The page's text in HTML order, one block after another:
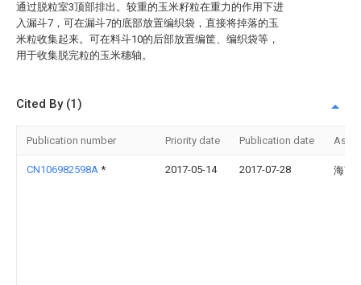
通过脱粒室3顶部排出。较重的玉米籽粒在重力的作用下进
入漏斗7，可在漏斗7的底部放置编织袋，直接将掉落的玉
米粒收集起来。可在料斗10的后部放置编筐、编织袋等，
用于收集脱完粒的玉米穗轴。
Cited By (1)
Publication number Priority date Publication date
CN106982598A * 2017-05-14 2017-07-28 海南